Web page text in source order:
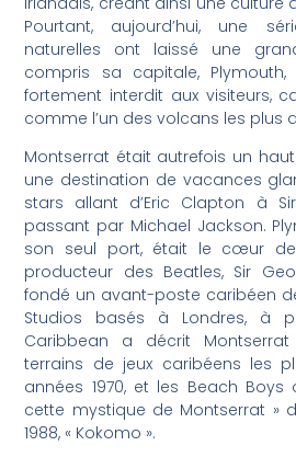
Pourtant, aujourd’hui, une
naturelles ont laissé une
compris sa capitale,
fortement interdit aux visiteurs,
comme l’un des volcans les plus
Montserrat était autrefois un
une destination de vacances
stars allant d’Eric Clapton à
passant par Michael Jackson.
son seul port, était le cœur de
producteur des Beatles, Sir
fondé un avant-poste caribéen
Studios basés à Londres, à
Caribbean a décrit
terrains de jeux caribéens les
années 1970, et les Beach
cette mystique de Montserrat »
1988, « Kokomo ».